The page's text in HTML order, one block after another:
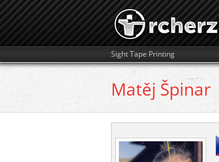
Sight Tape Printing
Matěj Špinar